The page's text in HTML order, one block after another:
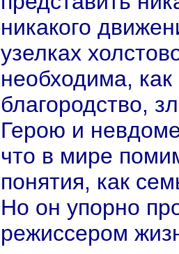
никакого
узелках
необходима,
благородство,
Герою и
что в мире
понятия, как
Но он упорно
режиссером